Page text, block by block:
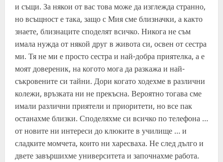
и същи. За някои от вас това може да изглежда странно,
но всъщност е така, защо с Мия сме близначки, а както
знаете, близнаците споделят всичко. Никога не съм
имала нужда от някой друг в живота си, освен от сестра
ми. Тя не ми е просто сестра и най-добра приятелка, а е
моят довереник, на когото мога да разкажа и най-
съкровените си тайни. Дори когато ходехме в различни
колежи, връзката ни не прекъсна. Вероятно тогава сме
имали различни приятели и приоритети, но все пак
останахме близки. Споделяхме си всичко по телефона …
от новите ни интереси до клюките в училище … и
сладките момчета, които ни харесваха. Не след дълго и
двете завършихме университета и започнахме работа.